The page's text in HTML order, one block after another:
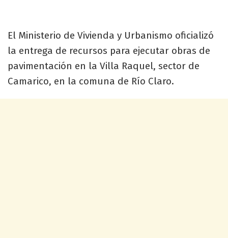
El Ministerio de Vivienda y Urbanismo oficializó
la entrega de recursos para ejecutar obras de
pavimentación en la Villa Raquel, sector de
Camarico, en la comuna de Río Claro.